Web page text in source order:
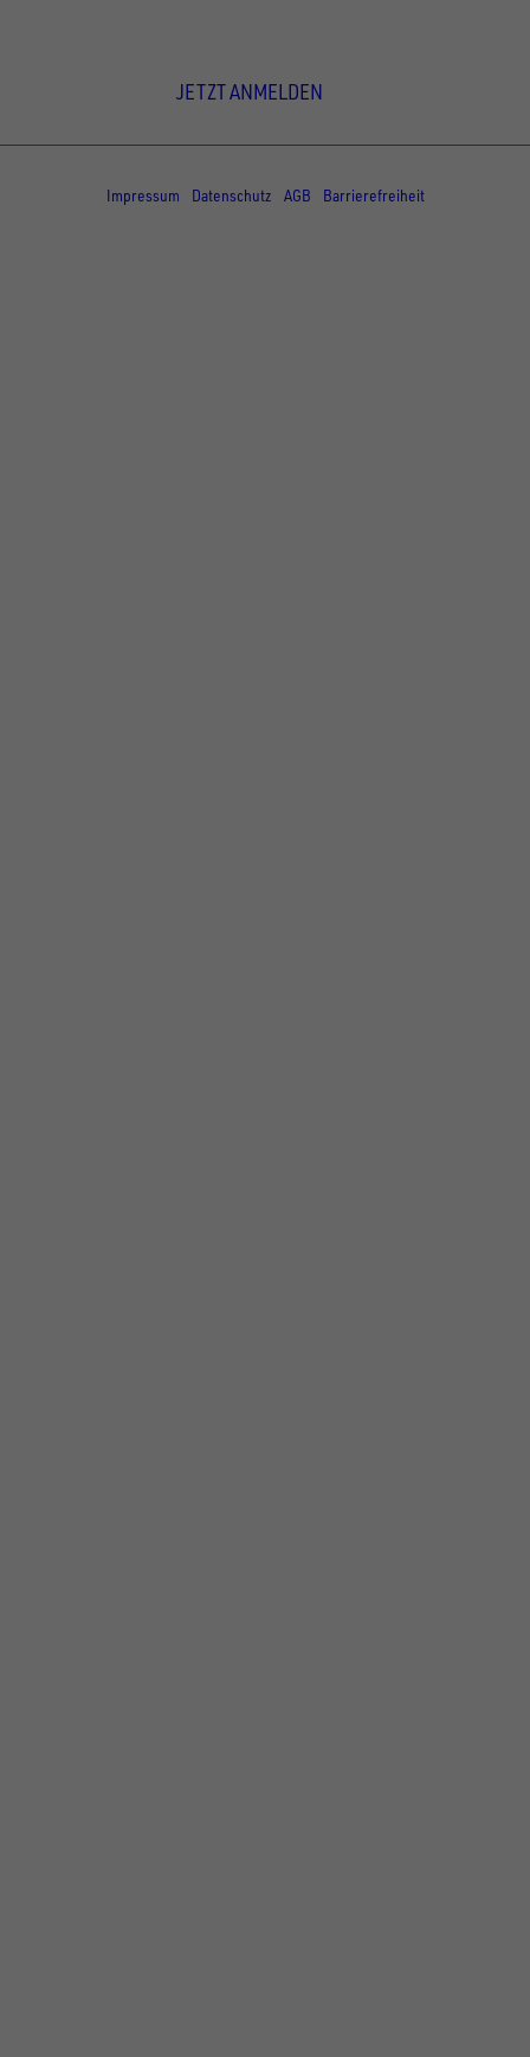
JETZT ANMELDEN
Impressum
Datenschutz AGB Barrierefreiheit